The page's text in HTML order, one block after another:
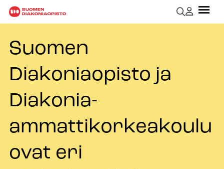
Suomen
Diakoniaopisto ja
Diakonia-
ammattikorkeakoulu
ovat eri